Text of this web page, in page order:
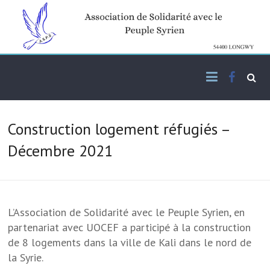
content
Association de solidarité
avec le peuple syrien
Construction logement réfugiés –
Décembre 2021
L’Association de Solidarité avec le Peuple Syrien, en
partenariat avec UOCEF a participé à la construction
de 8 logements dans la ville de Kali dans le nord de
la Syrie.